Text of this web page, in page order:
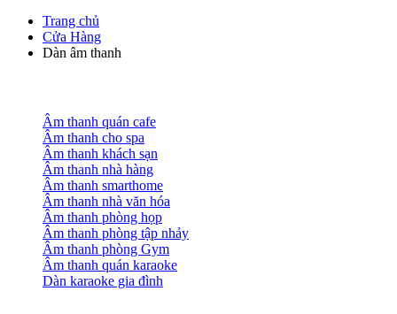
Trang chủ
Cửa Hàng
Dàn âm thanh
Âm thanh quán cafe
Âm thanh cho spa
Âm thanh khách sạn
Âm thanh nhà hàng
Âm thanh smarthome
Âm thanh nhà văn hóa
Âm thanh phòng họp
Âm thanh phòng tập nhảy
Âm thanh phòng Gym
Âm thanh quán karaoke
Dàn karaoke gia đình